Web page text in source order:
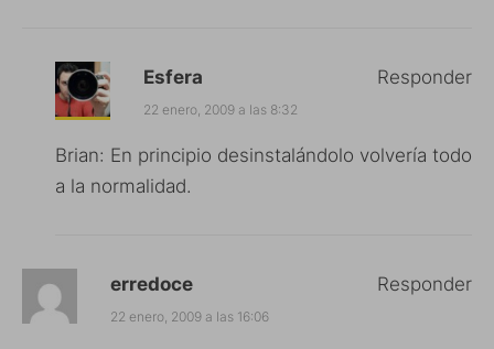
Esfera
22 enero, 2009 a las 8:32
Brian: En principio desinstalándolo volvería todo
a la normalidad.
Responder
erredoce
22 enero, 2009 a las 16:06
Responder